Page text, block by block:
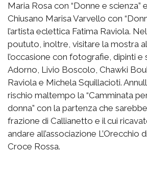
Maria Rosa con “Donne e scienza”
Chiusano Marisa Varvello con
l’artista eclettica Fatima Raviola.
poututo, inoltre, visitare la mostra
l’occasione con fotografie, dipinti e
Adorno, Livio Boscolo, Chawki
Raviola e Michela Squillacioti.
rischio maltempo la “Camminata
donna” con la partenza che
frazione di Callianetto e il cui
andare all’associazione L’Orecchio
Croce Rossa.